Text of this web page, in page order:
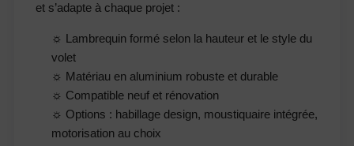
et s’adapte à chaque projet :
☼ Lambrequin formé selon la hauteur et le style du
volet
☼ Matériau en aluminium robuste et durable
☼ Compatible neuf et rénovation
☼ Options : habillage design, moustiquaire intégrée,
motorisation au choix